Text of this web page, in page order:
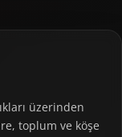
üzerinden
toplum ve köşe